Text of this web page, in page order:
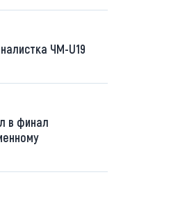
ЧМ-U19
в финал